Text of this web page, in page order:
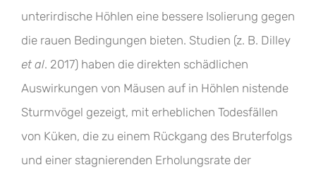
unterirdische Höhlen eine bessere Isolierung gegen
die rauen Bedingungen bieten. Studien (z. B. Dilley
et al. 2017) haben die direkten schädlichen
Auswirkungen von Mäusen auf in Höhlen nistende
Sturmvögel gezeigt, mit erheblichen Todesfällen
von Küken, die zu einem Rückgang des Bruterfolgs
und einer stagnierenden Erholungsrate der